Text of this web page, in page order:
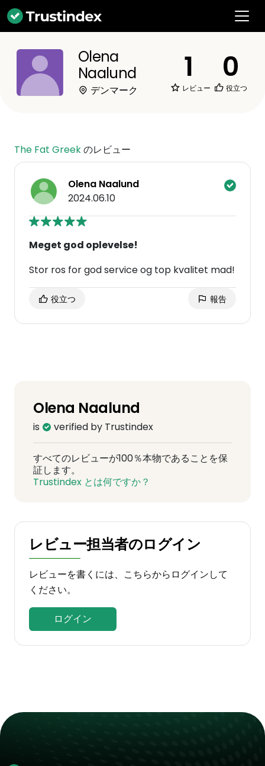
Olena
Naalund
デンマーク
1
レビュー
0
役立つ
The Fat Greekのレビュー
Olena Naalund
2024.06.10
Meget god oplevelse!
Stor ros for god service og top kvalitet mad!
役立つ 報告
Olena Naalund
is verified by Trustindex
すべてのレビューが100％本物であることを保
証します。
Trustindex とは何ですか？
レビュー担当者のログイン
レビューを書くには、こちらからログインして
ください。
ログイン